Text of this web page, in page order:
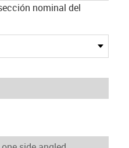
nominal del